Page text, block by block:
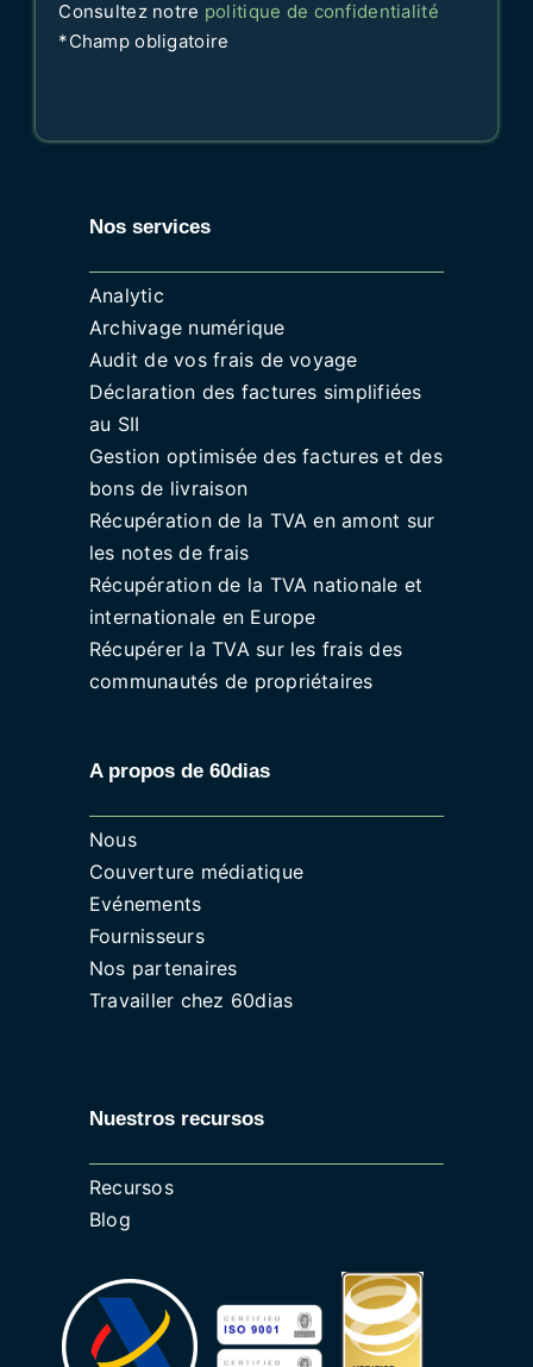
Consultez notre politique de confidentialité
*Champ obligatoire
Nos services
Analytic
Archivage numérique
Audit de vos frais de voyage
Déclaration des factures simplifiées
au SII
Gestion optimisée des factures et des
bons de livraison
Récupération de la TVA en amont sur
les notes de frais
Récupération de la TVA nationale et
internationale en Europe
Récupérer la TVA sur les frais des
communautés de propriétaires
A propos de 60dias
Nous
Couverture médiatique
Evénements
Fournisseurs
Nos partenaires
Travailler chez 60dias
Nuestros recursos
Recursos
Blog